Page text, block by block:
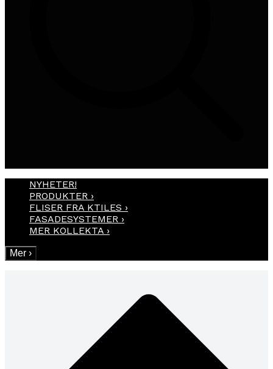
NYHETER!
PRODUKTER ›
FLISER FRA KTILES ›
FASADESYSTEMER ›
MER KOLLEKTA ›
Mer ›